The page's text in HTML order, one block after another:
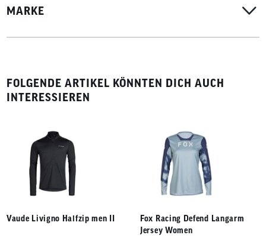
MARKE
FOLGENDE ARTIKEL KÖNNTEN DICH AUCH
INTERESSIEREN
Vaude Livigno Halfzip men II
Fox Racing Defend Langarm
Jersey Women